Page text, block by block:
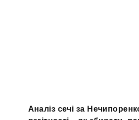
Аналіз сечі за